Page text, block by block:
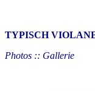
TYPISCH VIOLANE
Photos :: Gallerie